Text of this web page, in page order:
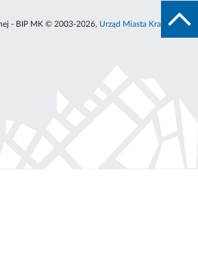
- BIP MK © 2003-2026, Urząd Miasta Krakowa